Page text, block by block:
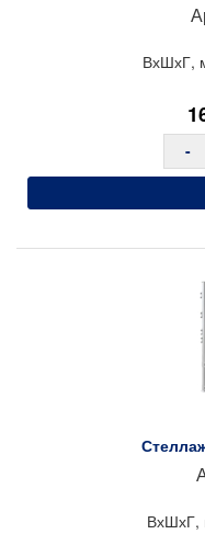
ВхШхГ,
-
ВхШхГ,